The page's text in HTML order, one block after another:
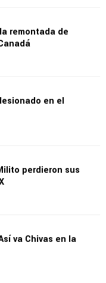
remontada de
en el
perdieron sus
va Chivas en la